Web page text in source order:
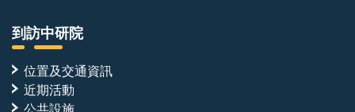
到訪中研院
位置及交通資訊
近期活動
公共設施